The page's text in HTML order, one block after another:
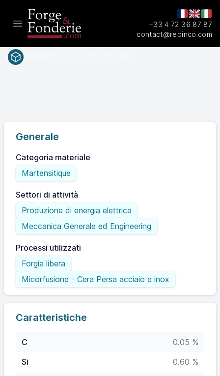
Open main menu
+33 4 72 36 87 87
contact@repinco.com
Generale
Categoria materiale
Martensitique
Settori di attività
Produzione di energia elettrica
Meccanica Generale ed Engineering
Processi utilizzati
Forgia libera
Micorfusione - Cera Persa acciaio e inox
Caratteristiche
C
0.05 %
Si
0.60 %